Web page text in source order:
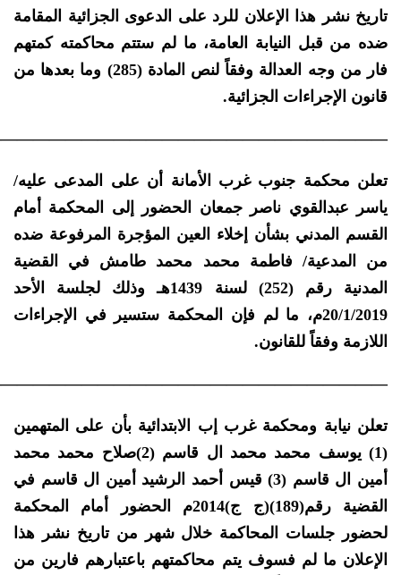
تاريخ نشر هذا الإعلان للرد على الدعوى الجزائية المقامة
ضده من قبل النيابة العامة، ما لم ستتم محاكمته كمتهم
فار من وجه العدالة وفقاً لنص المادة (285) وما بعدها من
قانون الإجراءات الجزائية.
تعلن محكمة جنوب غرب الأمانة أن على المدعى عليه/
ياسر عبدالقوي ناصر جمعان الحضور إلى المحكمة أمام
القسم المدني بشأن إخلاء العين المؤجرة المرفوعة ضده
من المدعية/ فاطمة محمد محمد طامش في القضية
المدنية رقم (252) لسنة 1439هـ وذلك لجلسة الأحد
20/1/2019م، ما لم فإن المحكمة ستسير في الإجراءات
اللازمة وفقاً للقانون.
تعلن نيابة ومحكمة غرب إب الابتدائية بأن على المتهمين
(1) يوسف محمد محمد ال قاسم (2)صلاح محمد محمد
أمين ال قاسم (3) قيس أحمد الرشيد أمين ال قاسم في
القضية رقم(189)(ج ج)2014م الحضور أمام المحكمة
لحضور جلسات المحاكمة خلال شهر من تاريخ نشر هذا
الإعلان ما لم فسوف يتم محاكمتهم باعتبارهم فارين من